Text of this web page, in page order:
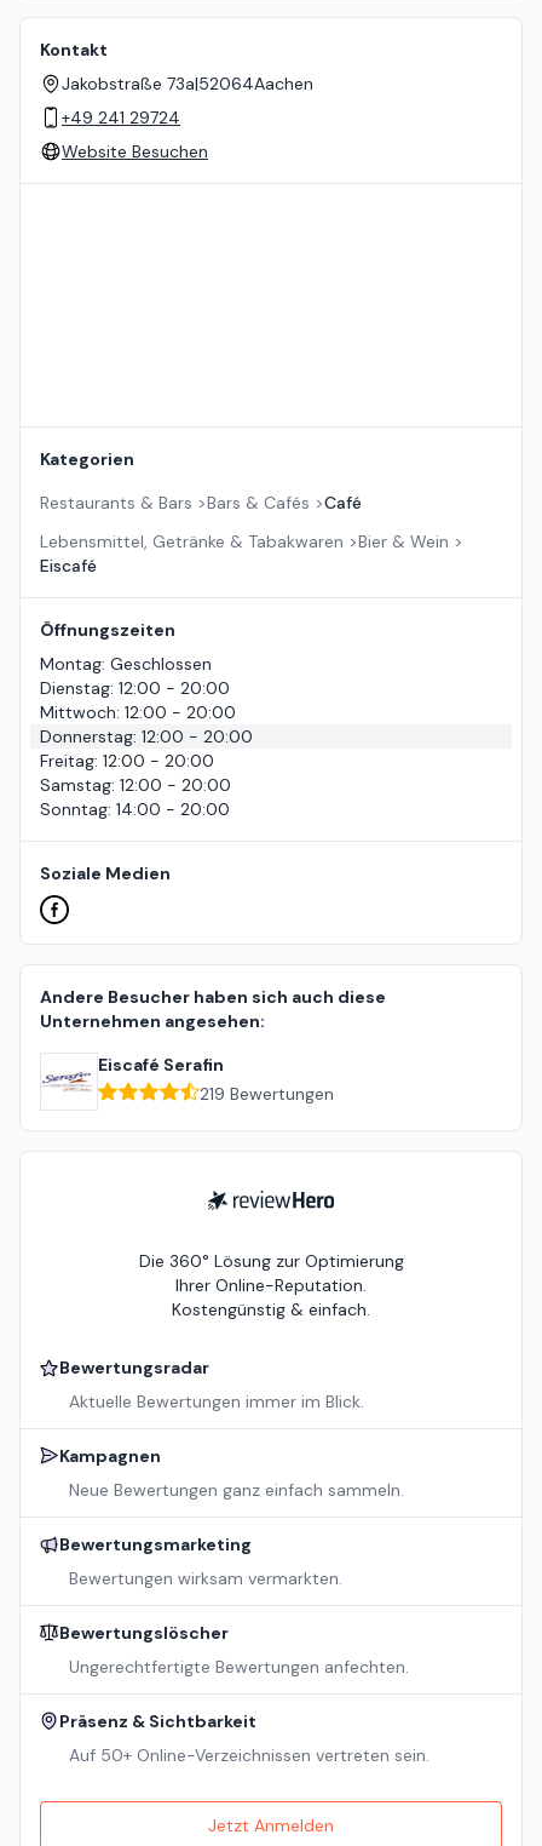
Kontakt
Jakobstraße 73a|52064Aachen
+49 241 29724
Website Besuchen
Kategorien
Restaurants & Bars >Bars & Cafés >Café
Lebensmittel, Getränke & Tabakwaren >Bier & Wein >
Eiscafé
Öffnungszeiten
Montag: Geschlossen
Dienstag: 12:00 - 20:00
Mittwoch: 12:00 - 20:00
Donnerstag: 12:00 - 20:00
Freitag: 12:00 - 20:00
Samstag: 12:00 - 20:00
Sonntag: 14:00 - 20:00
Soziale Medien
Andere Besucher haben sich auch diese
Unternehmen angesehen:
Eiscafé Serafin
219 Bewertungen
ReviewHero
Die 360° Lösung zur Optimierung
Ihrer Online-Reputation.
Kostengünstig & einfach.
Bewertungsradar
Aktuelle Bewertungen immer im Blick.
Kampagnen
Neue Bewertungen ganz einfach sammeln.
Bewertungsmarketing
Bewertungen wirksam vermarkten.
Bewertungslöscher
Ungerechtfertigte Bewertungen anfechten.
Präsenz & Sichtbarkeit
Auf 50+ Online-Verzeichnissen vertreten sein.
Jetzt Anmelden